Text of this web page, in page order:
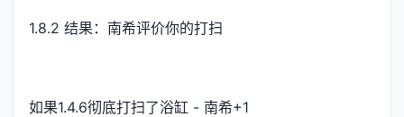
1.8.2 结果：南希评价你的打扫
如果1.4.6彻底打扫了浴缸 - 南希+1